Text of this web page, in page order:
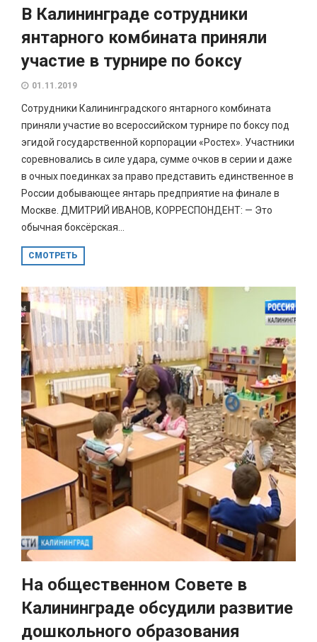
В Калининграде сотрудники
янтарного комбината приняли
участие в турнире по боксу
01.11.2019
Сотрудники Калининградского янтарного комбината
приняли участие во всероссийском турнире по боксу под
эгидой государственной корпорации «Ростех». Участники
соревновались в силе удара, сумме очков в серии и даже
в очных поединках за право представить единственное в
России добывающее янтарь предприятие на финале в
Москве. ДМИТРИЙ ИВАНОВ, КОРРЕСПОНДЕНТ: — Это
обычная боксёрская...
СМОТРЕТЬ
На общественном Совете в
Калининграде обсудили развитие
дошкольного образования